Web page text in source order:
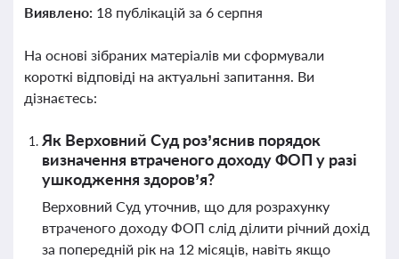
Виявлено: 18 публікацій за 6 серпня
На основі зібраних матеріалів ми сформували
короткі відповіді на актуальні запитання. Ви
дізнаєтесь:
Як Верховний Суд роз’яснив порядок
визначення втраченого доходу ФОП у разі
ушкодження здоров’я?
Верховний Суд уточнив, що для розрахунку
втраченого доходу ФОП слід ділити річний дохід
за попередній рік на 12 місяців, навіть якщо